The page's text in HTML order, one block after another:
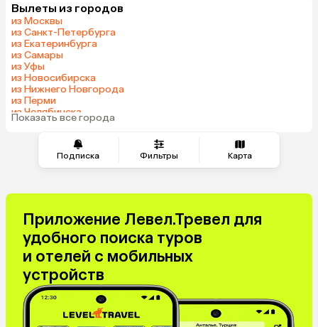
Подписка Фильтры Карта
Гонконг
Вылеты из городов
из Москвы
из Санкт-Петербурга
из Екатеринбурга
из Самары
из Уфы
из Новосибирска
из Нижнего Новгорода
из Перми
из Челябинска
из Омска
Показать все города
Приложение Левел.Тревел для
удобного поиска туров
и отелей с мобильных
устройств